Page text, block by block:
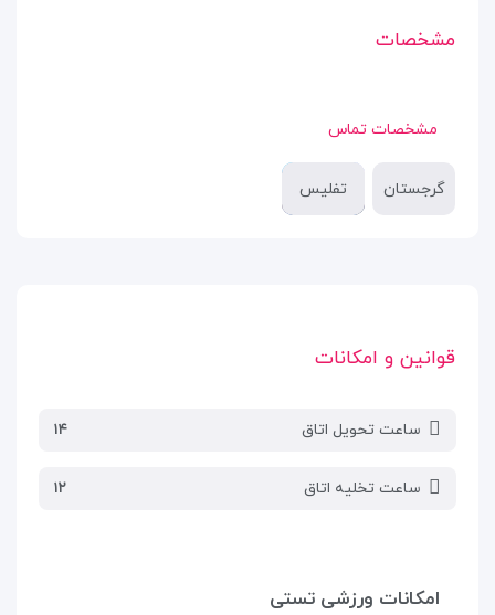
مشخصات
مشخصات تماس
گرجستان تفلیس
قوانین و امکانات
ساعت تحویل اتاق ۱۴
ساعت تخلیه اتاق ۱۲
امکانات ورزشی تستی